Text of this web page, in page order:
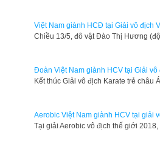
Việt Nam giành HCĐ tại Giải vô địch
Chiều 13/5, đô vật Đào Thị Hương
Đoàn Việt Nam giành HCV tại Giải
Kết thúc Giải vô địch Karate trẻ châu
Aerobic Việt Nam giành HCV tại giải
Tại giải Aerobic vô địch thế giới